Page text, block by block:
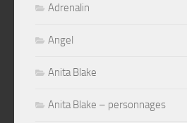
Adrenalin
Angel
Anita Blake
Anita Blake – personnages